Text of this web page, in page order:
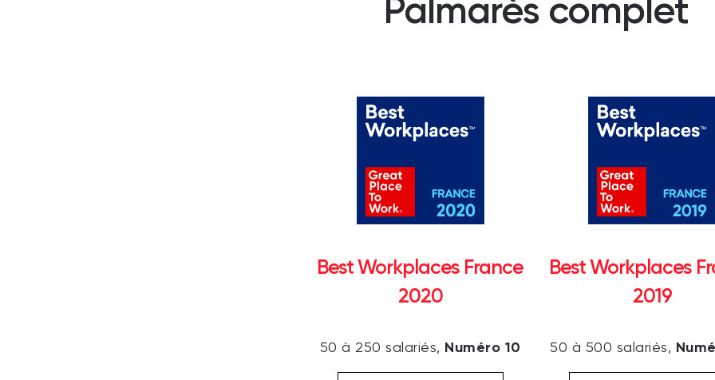
Palmarès complet
Best Workplaces France
2020
50 à 250 salariés, Numéro 10
Best Workplaces
2019
50 à 500 salariés,